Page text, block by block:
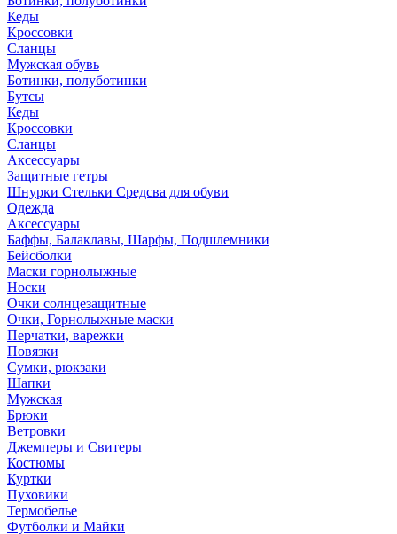
Кеды
Кроссовки
Сланцы
Мужская обувь
Ботинки, полуботинки
Бутсы
Кеды
Кроссовки
Сланцы
Аксессуары
Защитные гетры
Шнурки Стельки Средсва для обуви
Одежда
Аксессуары
Баффы, Балаклавы, Шарфы, Подшлемники
Бейсболки
Маски горнолыжные
Носки
Очки солнцезащитные
Очки, Горнолыжные маски
Перчатки, варежки
Повязки
Сумки, рюкзаки
Шапки
Мужская
Брюки
Ветровки
Джемперы и Свитеры
Костюмы
Куртки
Пуховики
Термобелье
Футболки и Майки